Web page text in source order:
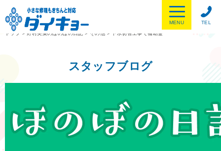
TEL
MENU
トップ
>野村美菜のほのぼの日記 > その他 > 下水切替工事で補助金
スタッフブログ